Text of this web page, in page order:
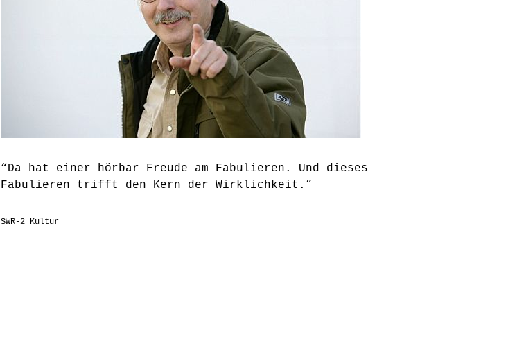
“Da hat einer hörbar Freude am Fabulieren. Und dieses
Fabulieren trifft den Kern der Wirklichkeit.”
SWR-2 Kultur